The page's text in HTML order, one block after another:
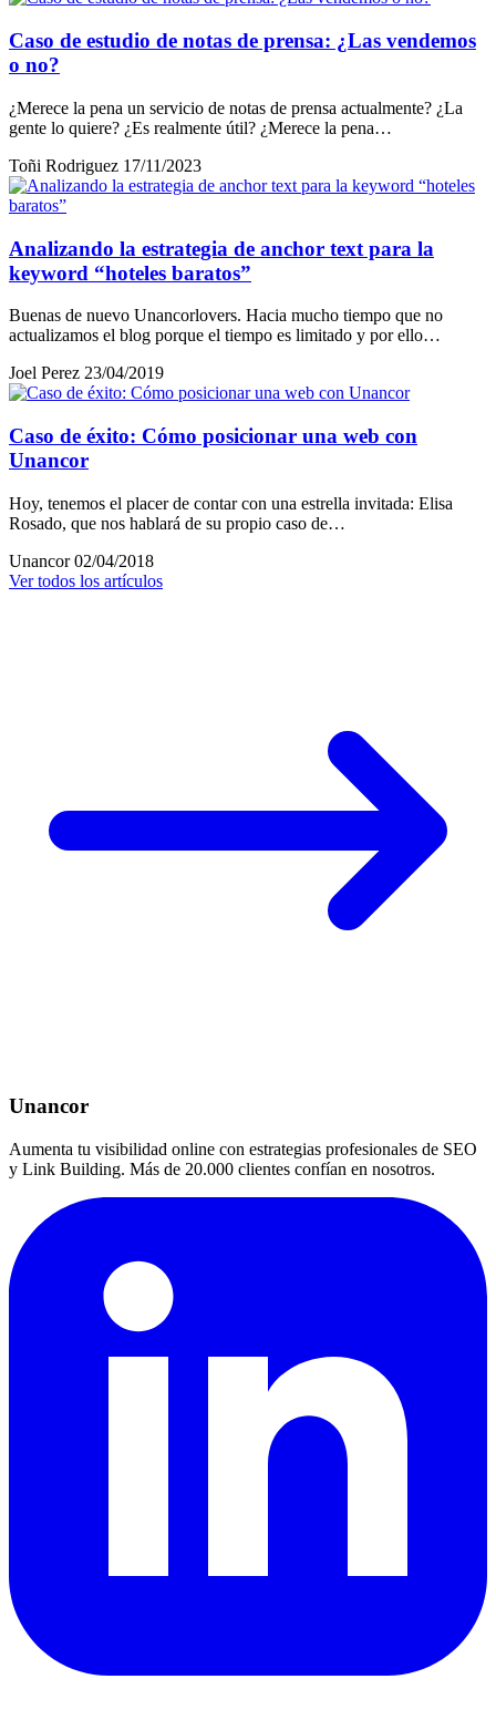
Caso de estudio de notas de prensa: ¿Las vendemos
o no?
¿Merece la pena un servicio de notas de prensa actualmente? ¿La
gente lo quiere? ¿Es realmente útil? ¿Merece la pena…
Toñi Rodriguez 17/11/2023
Analizando la estrategia de anchor text para la
keyword “hoteles baratos”
Buenas de nuevo Unancorlovers. Hacia mucho tiempo que no
actualizamos el blog porque el tiempo es limitado y por ello…
Joel Perez 23/04/2019
Caso de éxito: Cómo posicionar una web con
Unancor
Hoy, tenemos el placer de contar con una estrella invitada: Elisa
Rosado, que nos hablará de su propio caso de…
Unancor 02/04/2018
Ver todos los artículos
Unancor
Aumenta tu visibilidad online con estrategias profesionales de SEO
y Link Building. Más de 20.000 clientes confían en nosotros.